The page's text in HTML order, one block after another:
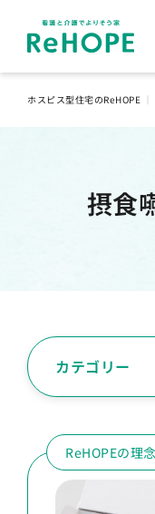
ホスピス型住宅のReHOPE
摂食
カテゴリー
ReHOPEの理念